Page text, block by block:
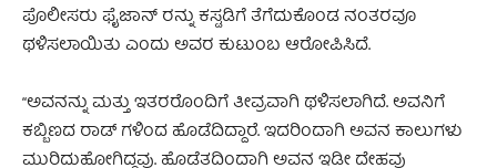
ಪೊಲೀಸರು ಫೈಜಾನ್ ರನ್ನು ಕಸ್ಟಡಿಗೆ ತೆಗೆದುಕೊಂಡ ನಂತರವೂ
ಥಳಿಸಲಾಯಿತು ಎಂದು ಅವರ ಕುಟುಂಬ ಆರೋಪಿಸಿದೆ.
“ಅವನನ್ನು ಮತ್ತು ಇತರರೊಂದಿಗೆ ತೀವ್ರವಾಗಿ ಥಳಿಸಲಾಗಿದೆ. ಅವನಿಗೆ
ಕಬ್ಬಿಣದ ರಾಡ್ ಗಳಿಂದ ಹೊಡೆದಿದ್ದಾರೆ. ಇದರಿಂದಾಗಿ ಅವನ ಕಾಲುಗಳು
ಮುರಿದುಹೋಗಿದ್ದವು. ಹೊಡೆತದಿಂದಾಗಿ ಅವನ ಇಡೀ ದೇಹವು